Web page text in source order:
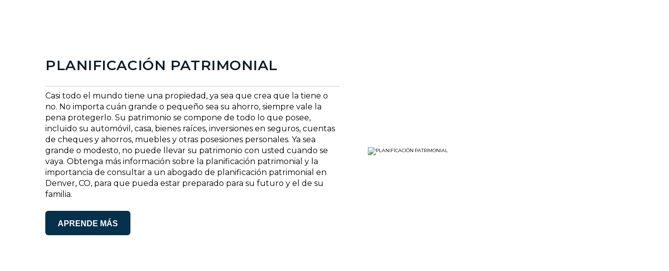
PLANIFICACIÓN PATRIMONIAL
Casi todo el mundo tiene una propiedad, ya sea que crea que la tiene o
no. No importa cuán grande o pequeño sea su ahorro, siempre vale la
pena protegerlo. Su patrimonio se compone de todo lo que posee,
incluido su automóvil, casa, bienes raíces, inversiones en seguros, cuentas
de cheques y ahorros, muebles y otras posesiones personales. Ya sea
grande o modesto, no puede llevar su patrimonio con usted cuando se
vaya. Obtenga más información sobre la planificación patrimonial y la
importancia de consultar a un abogado de planificación patrimonial en
Denver, CO, para que pueda estar preparado para su futuro y el de su
familia.
APRENDE MÁS